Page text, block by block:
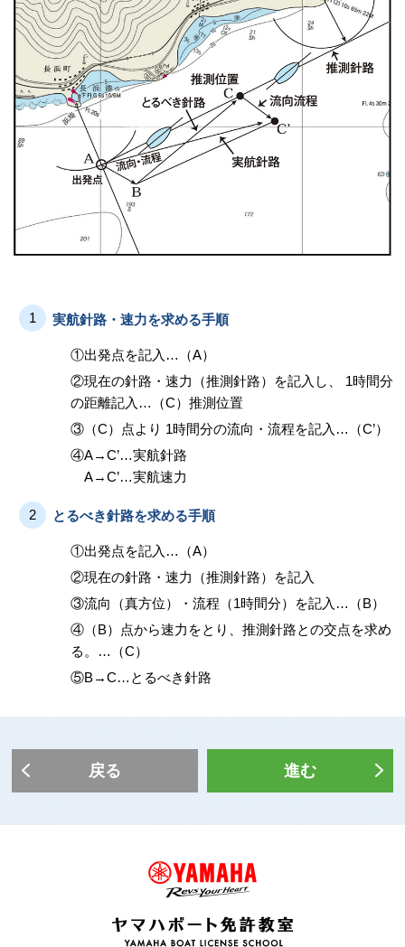
1 実航針路・速力を求める手順
①出発点を記入…（A）
②現在の針路・速力（推測針路）を記入し、 1時間分
の距離記入…（C）推測位置
③（C）点より 1時間分の流向・流程を記入…（C’）
④A→C’…実航針路
A→C’…実航速力
2 とるべき針路を求める手順
①出発点を記入…（A）
②現在の針路・速力（推測針路）を記入
③流向（真方位）・流程（1時間分）を記入…（B）
④（B）点から速力をとり、推測針路との交点を求め
る。…（C）
⑤B→C…とるべき針路
戻る 進む